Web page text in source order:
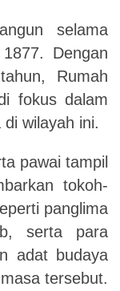
selama
Dengan
Rumah
fokus dalam
wilayah ini.
pawai tampil
tokoh-
panglima
serta para
adat budaya
tersebut.